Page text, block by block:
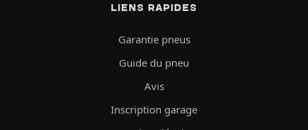
LIENS RAPIDES
Garantie pneus
Guide du pneu
Avis
Inscription garage